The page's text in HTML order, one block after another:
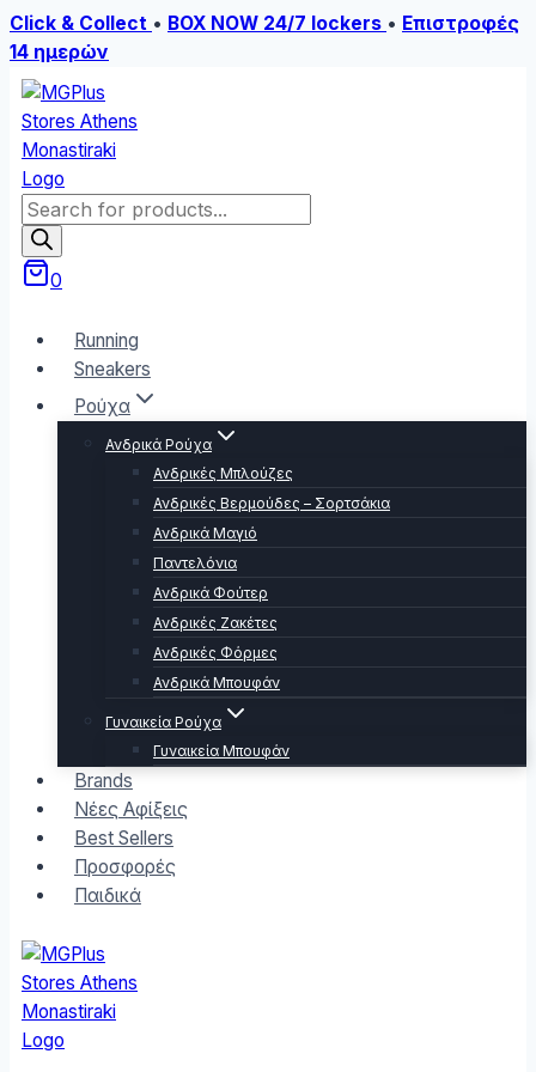
Click & Collect • BOX NOW 24/7 lockers • Επιστροφές
14 ημερών
Skip
to
content
Products
search
0
Running
Sneakers
Ρούχα
Ανδρικά Ρούχα
Ανδρικές Μπλούζες
Ανδρικές Βερμούδες – Σορτσάκια
Ανδρικά Μαγιό
Παντελόνια
Ανδρικά Φούτερ
Ανδρικές Ζακέτες
Ανδρικές Φόρμες
Ανδρικά Μπουφάν
Γυναικεία Ρούχα
Γυναικεία Μπουφάν
Brands
Νέες Αφίξεις
Best Sellers
Προσφορές
Παιδικά